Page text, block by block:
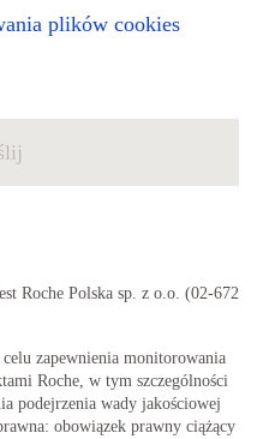
plików cookies
Roche Polska sp. z o.o. (02-672
celu zapewnienia monitorowania
Roche, w tym szczególności
podejrzenia wady jakościowej
obowiązek prawny ciążący